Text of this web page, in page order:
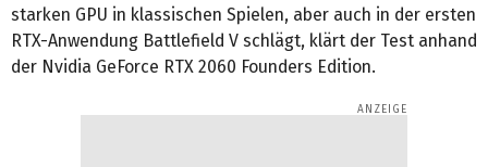
starken GPU in klassischen Spielen, aber auch in der ersten
RTX-Anwendung Battlefield V schlägt, klärt der Test anhand
der Nvidia GeForce RTX 2060 Founders Edition.